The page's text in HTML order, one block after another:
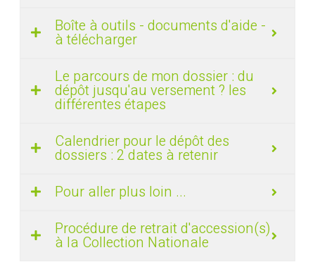
Boîte à outils - documents d'aide -
à télécharger
Le parcours de mon dossier : du
dépôt jusqu'au versement ? les
différentes étapes
Calendrier pour le dépôt des
dossiers : 2 dates à retenir
Pour aller plus loin ...
Procédure de retrait d'accession(s)
à la Collection Nationale